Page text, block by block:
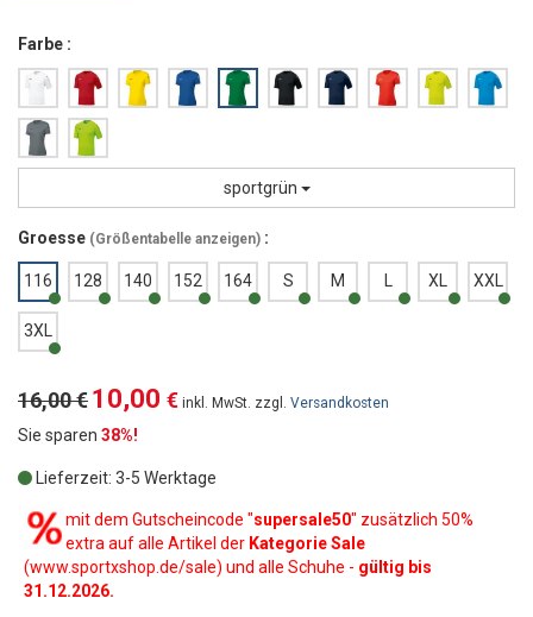
Farbe :
sportgrün
Groesse (Größentabelle anzeigen) :
116 128 140 152 164 S M XL XXL
3XL
16,00 €10,00 € inkl. MwSt. zzgl. Versandkosten
Sie sparen 38%!
Lieferzeit: 3-5 Werktage
mit dem Gutscheincode "supersale50" zusätzlich 50%
extra auf alle Artikel der Kategorie Sale
(www.sportxshop.de/sale) und alle Schuhe - gültig bis
31.12.2026.